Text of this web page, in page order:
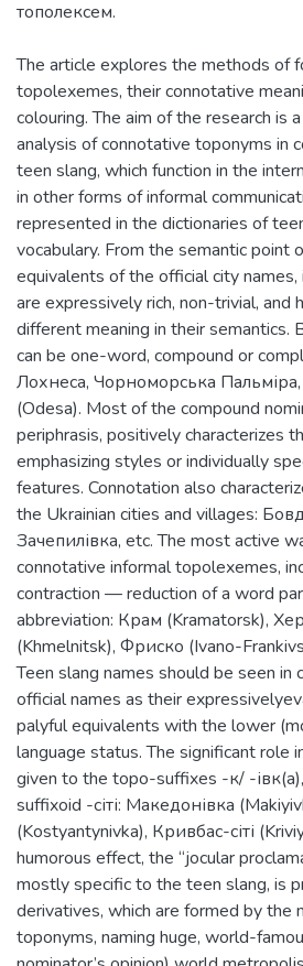
The article explores the methods of
topolexemes, their connotative
colouring. The aim of the research is
analysis of connotative toponyms in
teen slang, which function in the
in other forms of informal
represented in the dictionaries of
vocabulary. From the semantic point
equivalents of the official city names,
are expressively rich, non-trivial, and
different meaning in their semantics.
can be one-word, compound or
Лохнеса, Чорноморська
(Odesa). Most of the compound
periphrasis, positively characterizes
emphasizing styles or individually
features. Connotation also
the Ukrainian cities and villages:
Зачепилівка, etc. The most active
connotative informal topolexemes,
contraction — reduction of a word
abbreviation: Крам (Kramatorsk),
(Khmelnitsk), Фриско (Ivano-
Teen slang names should be seen in
official names as their
palyful equivalents with the lower
language status. The significant role
given to the topo-suffixes -к/ -
suffixoid -сіті: Македонівка
(Kostyantynivka), Кривбас-сіті
humorous effect, the “jocular
mostly specific to the teen slang, is
derivatives, which are formed by the
toponyms, naming huge, world-